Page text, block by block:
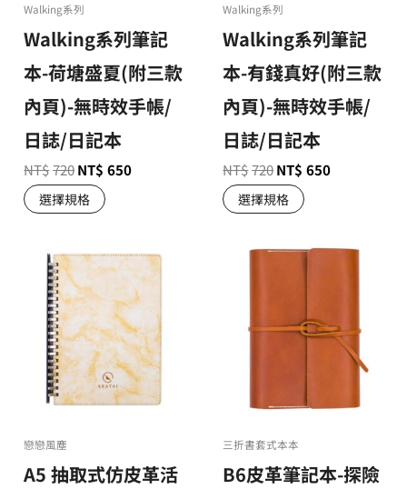
Walking系列
Walking系列筆記
本-荷塘盛夏(附三款
內頁)-無時效手帳/
日誌/日記本
NT$720NT$ 650
選擇規格
Walking系列
Walking系列筆記
本-有錢真好(附三款
內頁)-無時效手帳/
日誌/日記本
NT$720NT$ 650
選擇規格
戀戀風塵
A5 抽取式仿皮革活
三折書套式本本
B6皮革筆記本-探險